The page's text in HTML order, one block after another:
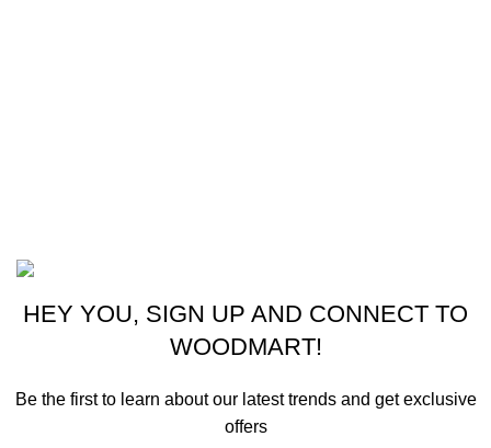
HEY YOU, SIGN UP AND CONNECT TO
WOODMART!
Be the first to learn about our latest trends and get exclusive
offers